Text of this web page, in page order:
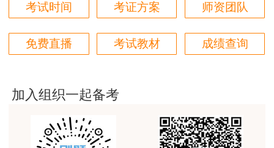
（4）水路运输爆破器材，停泊地点距岸上建
筑物不得小于250m。
（1）明挖爆破音响信号规定：
用户m5****66
3位老师，讲的都非常的好，
用户m9****88
俗易懂，重点突出，模拟题质量高，押题卷压中的知
识点很多，尤其是实务简答题秘籍压中将近70%的小
问，让小白学员也能一次过四门，十分给力，值得推
荐[强][强]
考试时间 考证方案 师资团队
免费直播 考试教材 成绩查询
加入组织一起备考